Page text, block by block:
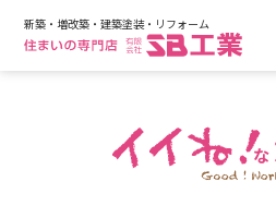
新築・増改築・建築塗装・リフォーム